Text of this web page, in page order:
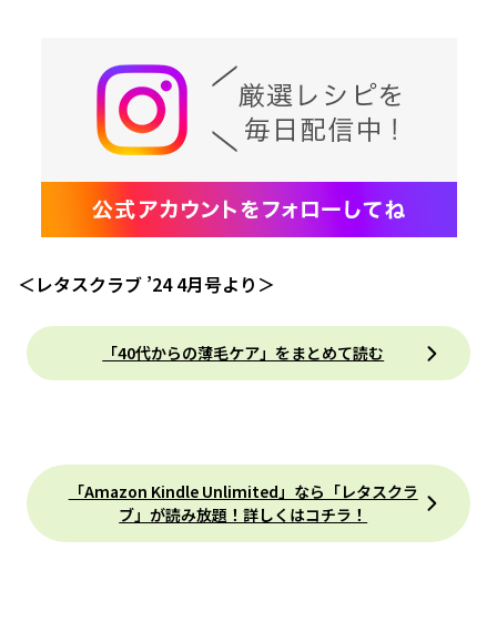
＜レタスクラブ ’24 4月号より＞
「40代からの薄毛ケア」をまとめて読む
「Amazon Kindle Unlimited」なら「レタスクラ
ブ」が読み放題！詳しくはコチラ！